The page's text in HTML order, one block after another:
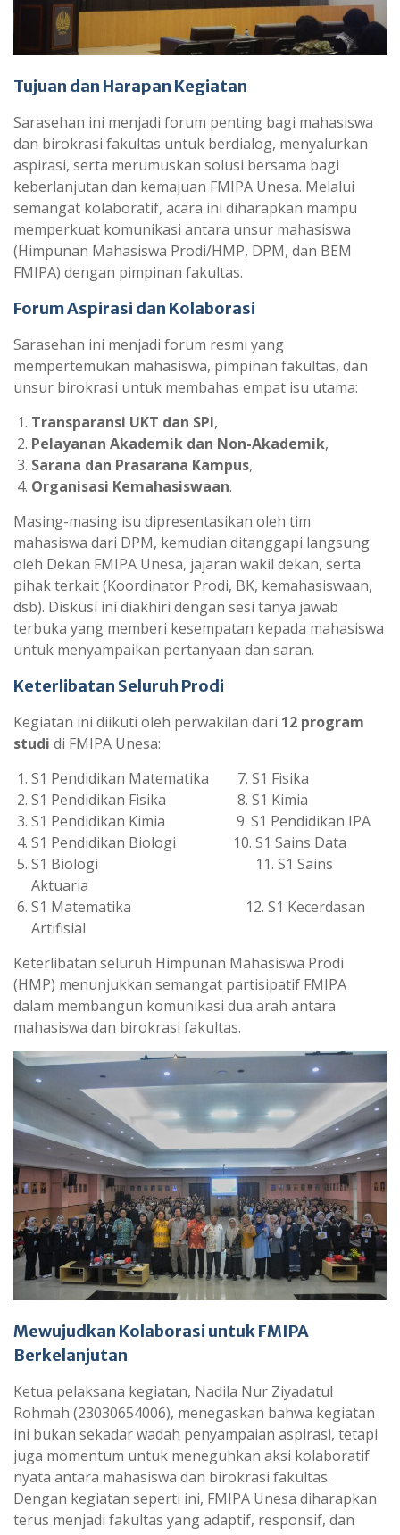
Tujuan dan Harapan Kegiatan
Sarasehan ini menjadi forum penting bagi mahasiswa
dan birokrasi fakultas untuk berdialog, menyalurkan
aspirasi, serta merumuskan solusi bersama bagi
keberlanjutan dan kemajuan FMIPA Unesa. Melalui
semangat kolaboratif, acara ini diharapkan mampu
memperkuat komunikasi antara unsur mahasiswa
(Himpunan Mahasiswa Prodi/HMP, DPM, dan BEM
FMIPA) dengan pimpinan fakultas.
Forum Aspirasi dan Kolaborasi
Sarasehan ini menjadi forum resmi yang
mempertemukan mahasiswa, pimpinan fakultas, dan
unsur birokrasi untuk membahas empat isu utama:
Transparansi UKT dan SPI,
Pelayanan Akademik dan Non-Akademik,
Sarana dan Prasarana Kampus,
Organisasi Kemahasiswaan.
Masing-masing isu dipresentasikan oleh tim
mahasiswa dari DPM, kemudian ditanggapi langsung
oleh Dekan FMIPA Unesa, jajaran wakil dekan, serta
pihak terkait (Koordinator Prodi, BK, kemahasiswaan,
dsb). Diskusi ini diakhiri dengan sesi tanya jawab
terbuka yang memberi kesempatan kepada mahasiswa
untuk menyampaikan pertanyaan dan saran.
Keterlibatan Seluruh Prodi
Kegiatan ini diikuti oleh perwakilan dari 12 program
studi di FMIPA Unesa:
S1 Pendidikan Matematika 7. S1 Fisika
S1 Pendidikan Fisika 8. S1 Kimia
S1 Pendidikan Kimia 9. S1 Pendidikan IPA
S1 Pendidikan Biologi 10. S1 Sains Data
S1 Biologi 11. S1 Sains
Aktuaria
S1 Matematika 12. S1 Kecerdasan
Artifisial
Keterlibatan seluruh Himpunan Mahasiswa Prodi
(HMP) menunjukkan semangat partisipatif FMIPA
dalam membangun komunikasi dua arah antara
mahasiswa dan birokrasi fakultas.
Mewujudkan Kolaborasi untuk FMIPA
Berkelanjutan
Ketua pelaksana kegiatan, Nadila Nur Ziyadatul
Rohmah (23030654006), menegaskan bahwa kegiatan
ini bukan sekadar wadah penyampaian aspirasi, tetapi
juga momentum untuk meneguhkan aksi kolaboratif
nyata antara mahasiswa dan birokrasi fakultas.
Dengan kegiatan seperti ini, FMIPA Unesa diharapkan
terus menjadi fakultas yang adaptif, responsif, dan